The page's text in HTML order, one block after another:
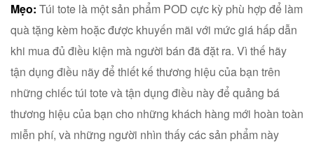
Mẹo: Túi tote là một sản phẩm POD cực kỳ phù hợp để làm
quà tặng kèm hoặc được khuyến mãi với mức giá hấp dẫn
khi mua đủ điều kiện mà người bán đã đặt ra. Vì thế hãy
tận dụng điều nãy để thiết kế thương hiệu của bạn trên
những chiếc túi tote và tận dụng điều này để quảng bá
thương hiệu của bạn cho những khách hàng mới hoàn toàn
miễn phí, và những người nhìn thấy các sản phẩm này